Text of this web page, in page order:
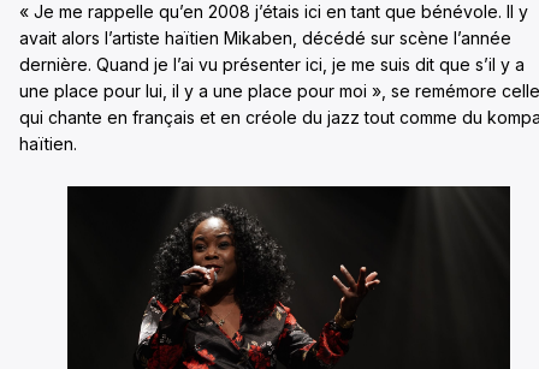
« Je me rappelle qu’en 2008 j’étais ici en tant que bénévole. Il y
avait alors l’artiste haïtien Mikaben, décédé sur scène l’année
dernière. Quand je l’ai vu présenter ici, je me suis dit que s’il y a
une place pour lui, il y a une place pour moi », se remémore celle
qui chante en français et en créole du jazz tout comme du
haïtien.